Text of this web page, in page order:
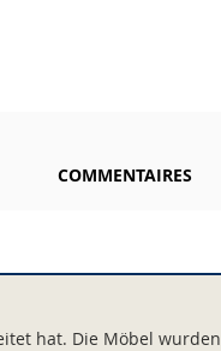
COMMENTAIRES
hat. Die Möbel wurden